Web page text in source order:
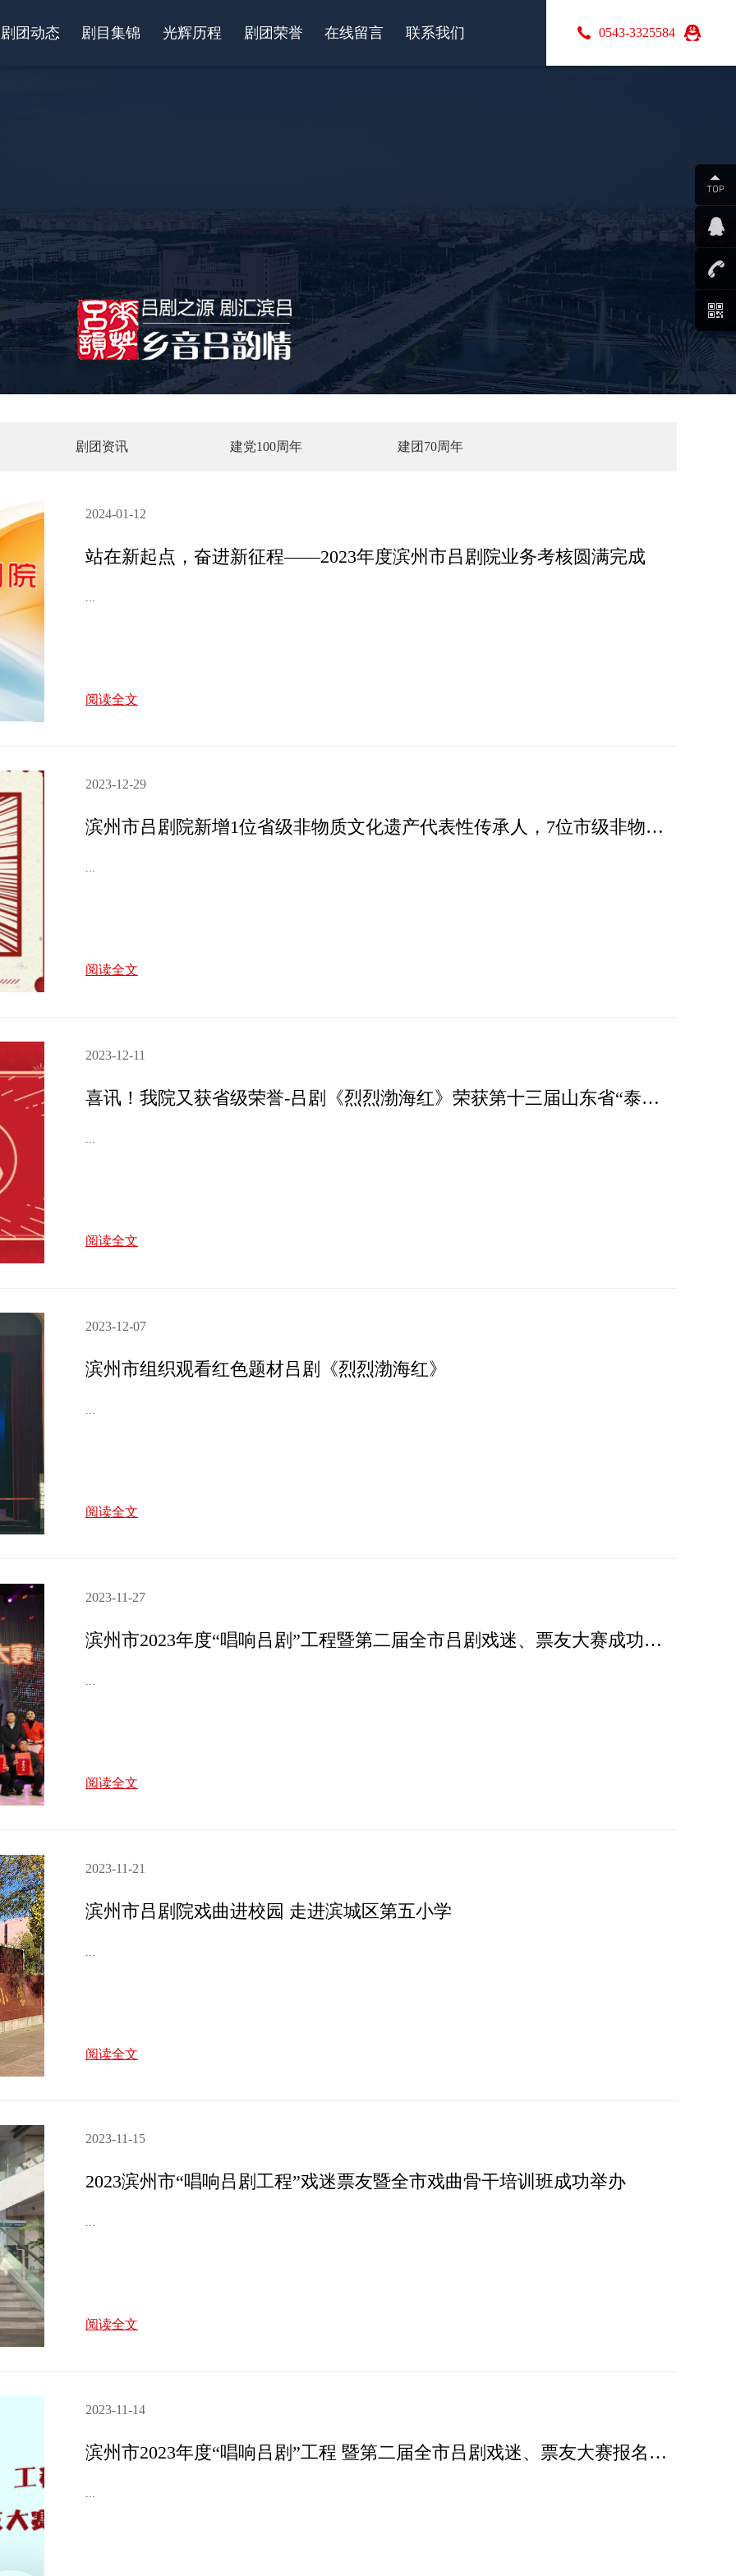
0543-3325584
剧团动态 剧目集锦 光辉历程 剧团荣誉 在线留言 联系我们
剧团资讯 建党100周年 建团70周年
2024-01-12
站在新起点，奋进新征程——2023年度滨州市吕剧院业务考核圆满完成
阅读全文
2023-12-29
滨州市吕剧院新增1位省级非物质文化遗产代表性传承人，7位市级非物质文化遗产代表性传承人
...
阅读全文
2023-12-11
喜讯！我院又获省级荣誉-吕剧《烈烈渤海红》荣获第十三届山东省“泰山文艺奖”戏剧类二等奖
...
阅读全文
2023-12-07
滨州市组织观看红色题材吕剧《烈烈渤海红》
...
阅读全文
2023-11-27
滨州市2023年度“唱响吕剧”工程暨第二届全市吕剧戏迷、票友大赛成功举办
阅读全文
2023-11-21
滨州市吕剧院戏曲进校园 走进滨城区第五小学
阅读全文
2023-11-15
2023滨州市“唱响吕剧工程”戏迷票友暨全市戏曲骨干培训班成功举办
...
阅读全文
2023-11-14
滨州市2023年度“唱响吕剧”工程 暨第二届全市吕剧戏迷、票友大赛报名开始了
...